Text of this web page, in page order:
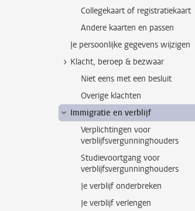
Collegekaart of registratiekaart
Andere kaarten en passen
Je persoonlijke gegevens wijzigen
Klacht, beroep & bezwaar
Niet eens met een besluit
Overige klachten
Immigratie en verblijf
Verplichtingen voor
verblijfsvergunninghouders
Studievoortgang voor
verblijfsvergunninghouders
Je verblijf onderbreken
Je verblijf verlengen